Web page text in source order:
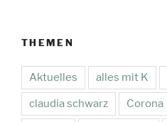
THEMEN
Aktuelles alles mit K
claudia schwarz Corona